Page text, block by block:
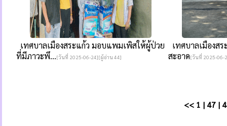
เทศบาลเมืองสระแก้ว มอบแพมเพิสให้ผู้ป่วย
ที่มีภาวะพึ...[วันที่ 2025-06-24][ผู้อ่าน 44]
เทศบาลเมืองส
สะอาด[วันที่ 2025-06-
<< 1 | 47 |